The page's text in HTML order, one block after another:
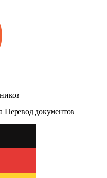
Перевод документов